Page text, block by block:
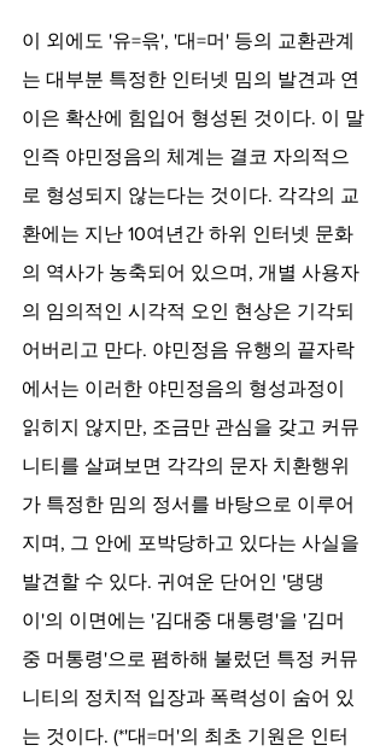
이 외에도 '유=윾', '대=머' 등의 교환관계
는 대부분 특정한 인터넷 밈의 발견과 연
이은 확산에 힘입어 형성된 것이다. 이 말
인즉 야민정음의 체계는 결코 자의적으
로 형성되지 않는다는 것이다. 각각의 교
환에는 지난 10여년간 하위 인터넷 문화
의 역사가 농축되어 있으며, 개별 사용자
의 임의적인 시각적 오인 현상은 기각되
어버리고 만다. 야민정음 유행의 끝자락
에서는 이러한 야민정음의 형성과정이
읽히지 않지만, 조금만 관심을 갖고 커뮤
니티를 살펴보면 각각의 문자 치환행위
가 특정한 밈의 정서를 바탕으로 이루어
지며, 그 안에 포박당하고 있다는 사실을
발견할 수 있다. 귀여운 단어인 '댕댕
이'의 이면에는 '김대중 대통령'을 '김머
중 머통령'으로 폄하해 불렀던 특정 커뮤
니티의 정치적 입장과 폭력성이 숨어 있
는 것이다. (*'대=머'의 최초 기원은 인터